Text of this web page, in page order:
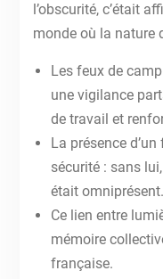
l’obscurité, c’était
monde où la nature
Les feux de
une vigilance
de travail et
La présence
sécurité : sans
était omniprésent.
Ce lien entre
mémoire
française.